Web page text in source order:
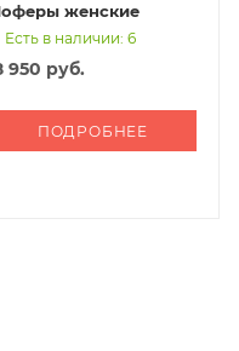
женские
Есть в наличии: 6
950 руб.
ПОДРОБНЕЕ